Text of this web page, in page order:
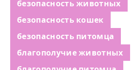
безопасность животных
безопасность кошек
безопасность питомца
благополучие животных